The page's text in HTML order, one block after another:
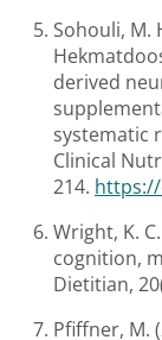
Sohouli, M.
derived
systematic
Clinical
214. https://
Wright, K.
cognition,
Dietitian,
Pfiffner, M.